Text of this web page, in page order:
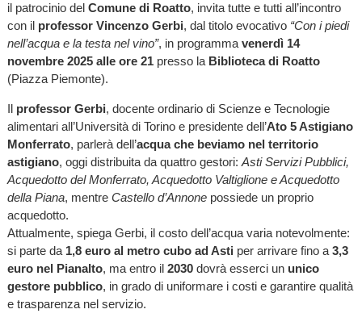
il patrocinio del Comune di Roatto, invita tutte e tutti all’incontro
con il professor Vincenzo Gerbi, dal titolo evocativo “Con i piedi
nell’acqua e la testa nel vino”, in programma venerdì 14
novembre 2025 alle ore 21presso la Biblioteca di Roatto
(Piazza Piemonte).
Il professor Gerbi, docente ordinario di Scienze e Tecnologie
alimentari all’Università di Torino e presidente dell’Ato 5 Astigiano
Monferrato, parlerà dell’acqua che beviamo nel territorio
astigiano, oggi distribuita da quattro gestori: Asti Servizi Pubblici,
Acquedotto del Monferrato, Acquedotto Valtiglione e Acquedotto
della Piana, mentre Castello d’Annonepossiede un proprio
acquedotto.
Attualmente, spiega Gerbi, il costo dell’acqua varia notevolmente:
si parte da 1,8 euro al metro cubo ad Asti per arrivare fino a 3,3
euro nel Pianalto, ma entro il 2030dovrà esserci un unico
gestore pubblico, in grado di uniformare i costi e garantire qualità
e trasparenza nel servizio.